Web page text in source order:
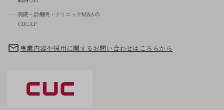
病院・診療所・クリニックM&Aの
CUCAP
事業内容や採用に関するお問い合わせはこちらから